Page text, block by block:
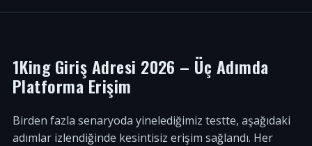
1King Giriş Adresi 2026 – Üç Adımda
Platforma Erişim
Birden fazla senaryoda yinelediğimiz testte, aşağıdaki
adımlar izlendiğinde kesintisiz erişim sağlandı. Her